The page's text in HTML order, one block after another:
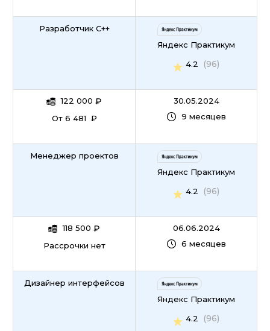
Разработчик C++
122 000 ₽
От 6 481 ₽
Яндекс Практикум
4.2
(96)
30.05.2024
9 месяцев
Менеджер проектов
118 500 ₽
Рассрочки нет
Яндекс Практикум
4.2
(96)
06.06.2024
6 месяцев
Дизайнер интерфейсов
Яндекс Практикум
4.2
(96)